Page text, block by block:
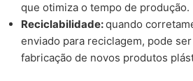
que otimiza o tempo de produção.
Reciclabilidade:quando
enviado para reciclagem, pode
fabricação de novos produtos